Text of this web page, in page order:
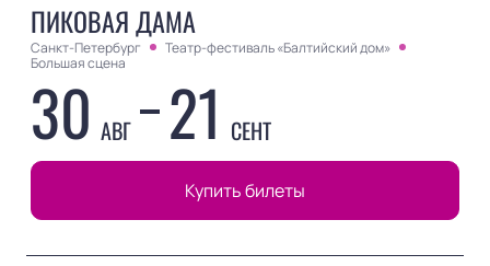
ПИКОВАЯ ДАМА
Санкт-Петербург
Театр-фестиваль «Балтийский дом»
Большая сцена
30 АВГ 21 СЕНТ
Купить билеты